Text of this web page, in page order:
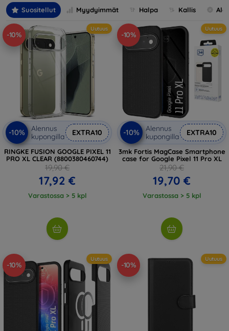
lisävarusteen laitteeseesi. Kotelomme ja suojuksemme
eivät ole vain käytännöllisiä vaan myös muodikkaita, joten
ne ovat olennainen osa jokapäiväistä asuasi. Tekniikan
ystäville tai niille, jotka haluavat vain suojata investointinsa,
olemme täällä sinua varten.
Suositellut Myydyimmät Halpa Kallis
-10%
Uutuus
-10%
Alennus
kupongilla
EXTRA10
RINGKE FUSION GOOGLE PIXEL 11
PRO XL CLEAR (8800380460744)
19,90 €
17,92 €
Varastossa > 5 kpl
-10%
Uutuus
-10%
Alennus
kupongilla
EXTRA10
3mk Fortis MagCase Smartphone
case for Google Pixel 11 Pro XL
21,90 €
19,70 €
Varastossa > 5 kpl
-10%
Uutuus
-10%
Uutuus